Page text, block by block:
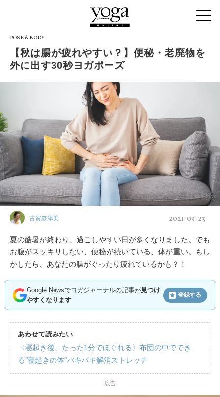
POSE & BODY
【秋は腸が疲れやすい？】便秘・老廃物を
外に出す30秒ヨガポーズ
Adobe Stock
古賀奈津美 2021-09-23
夏の酷暑が終わり、過ごしやすい日が多くなりました。でも
お腹がスッキリしない、便秘が続いている、体が重い。もし
かしたら、あなたの腸がぐったり疲れているかも？！
Google Newsでヨガジャーナルの記事が見つけ
やすくなります
登録する
あわせて読みたい
〈寝起き後、たった1分でほぐれる〉布団の中ででき
る"寝起きの体"バキバキ解消ストレッチ
広告